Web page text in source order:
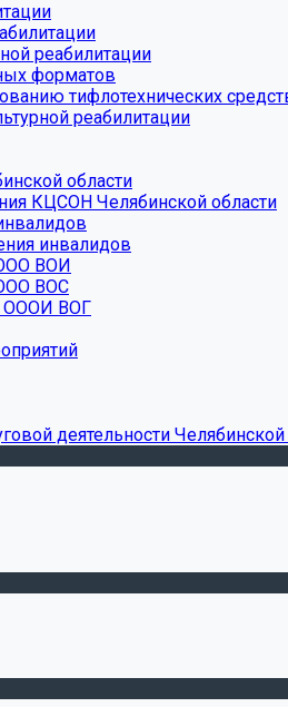
реабилитации
форматов
тифлотехнических
реабилитации
области
КЦСОН Челябинской области
инвалидов
ВОИ
ВОС
ОООИ ВОГ
деятельности Челябинской